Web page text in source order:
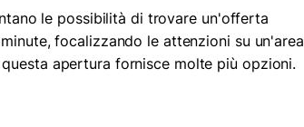
le possibilità di trovare un'offerta
focalizzando le attenzioni su un'area
apertura fornisce molte più opzioni.